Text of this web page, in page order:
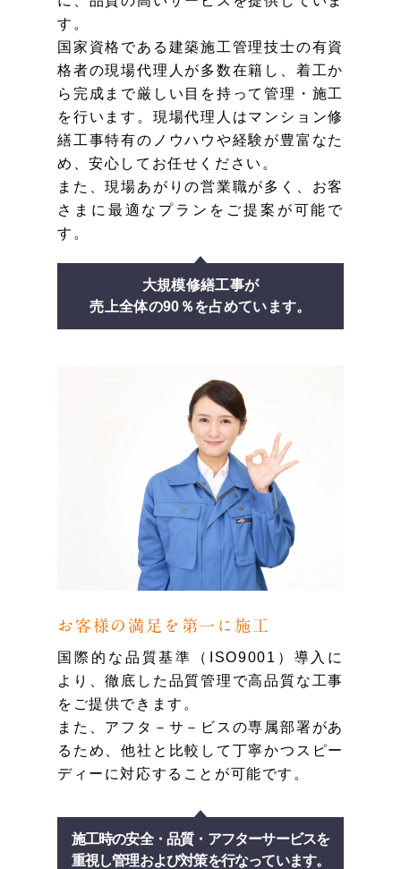
す。
国家資格である建築施工管理技士の有資
格者の現場代理人が多数在籍し、着工か
ら完成まで厳しい目を持って管理・施工
を行います。現場代理人はマンション修
繕工事特有のノウハウや経験が豊富なた
め、安心してお任せください。
また、現場あがりの営業職が多く、お客
さまに最適なプランをご提案が可能で
す。
大規模修繕工事が
売上全体の90％を占めています。
お客様の満足を第一に施工
国際的な品質基準（ISO9001）導入に
より、徹底した品質管理で高品質な工事
をご提供できます。
また、アフタ－サ－ビスの専属部署があ
るため、他社と比較して丁寧かつスピー
ディーに対応することが可能です。
施工時の安全・品質・アフターサービスを
重視し管理および対策を行なっています。